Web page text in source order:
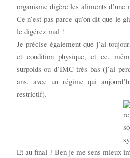
organisme digère les aliments
Ce n’est pas parce qu’on dit que le
le digérez mal !
Je précise également que j’ai
et condition physique, et ce,
surpoids ou d’IMC très bas (j’ai
ans, avec un régime qui
restrictif).
Et au final ? Ben je me sens mieux